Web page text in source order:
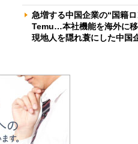
急増する中国企業の“国籍
Temu…本社機能を海外に
現地人を隠れ蓑にした中国